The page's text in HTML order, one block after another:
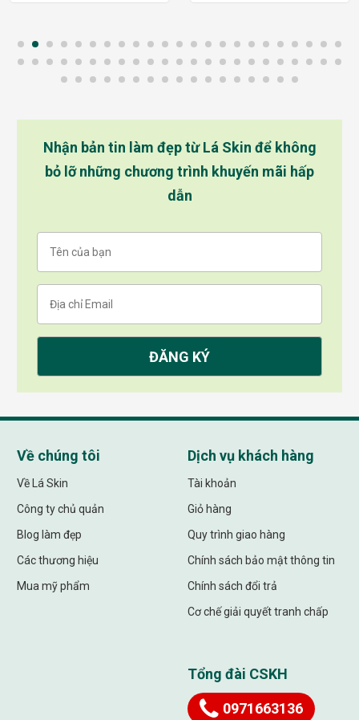
Nhận bản tin làm đẹp từ Lá Skin để không
bỏ lỡ những chương trình khuyến mãi hấp
dẫn
Về chúng tôi
Về Lá Skin
Công ty chủ quản
Blog làm đẹp
Các thương hiệu
Mua mỹ phẩm
Dịch vụ khách hàng
Tài khoản
Giỏ hàng
Quy trình giao hàng
Chính sách bảo mật thông tin
Chính sách đổi trả
Cơ chế giải quyết tranh chấp
Tổng đài CSKH
0971663136